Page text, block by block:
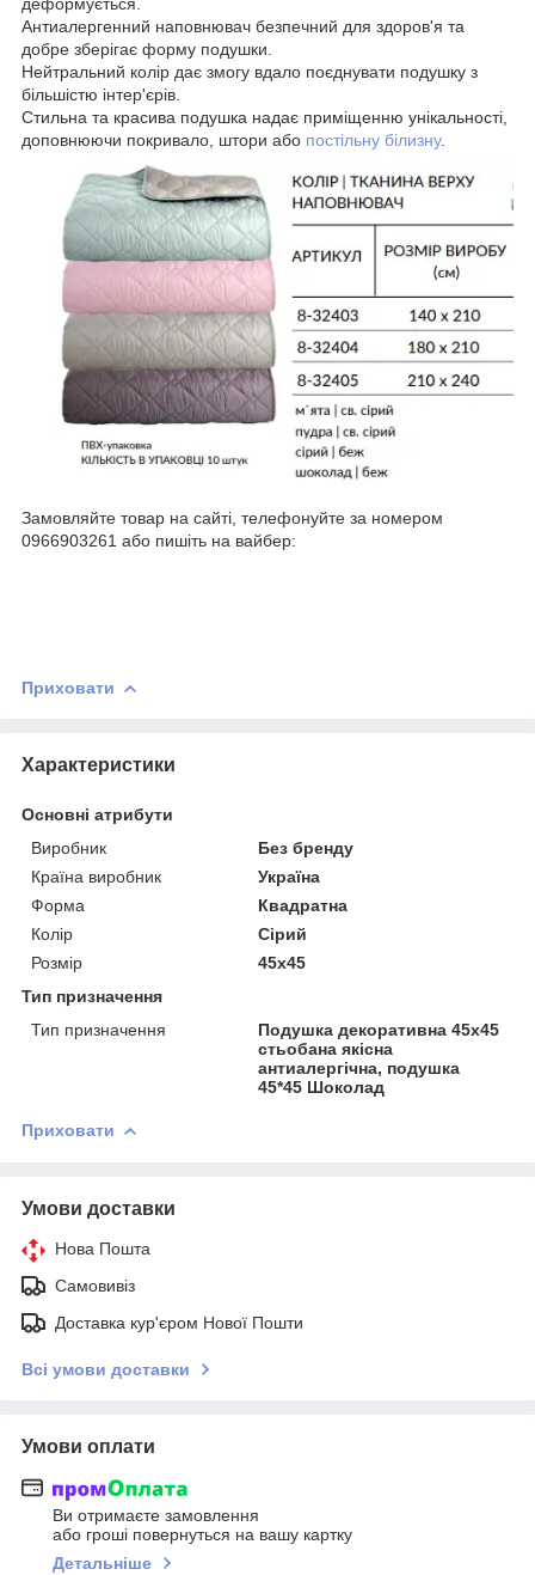
Антиалергенний наповнювач безпечний для здоров'я та
добре зберігає форму подушки.
Нейтральний колір дає змогу вдало поєднувати подушку з
більшістю інтер'єрів.
Стильна та красива подушка надає приміщенню унікальності,
доповнюючи покривало, штори або постільну білизну.
Замовляйте товар на сайті, телефонуйте за номером
0966903261 або пишіть на вайбер:
Приховати
Характеристики
Основні атрибути
Виробник
Без бренду
Країна виробник
Україна
Форма
Квадратна
Колір
Сірий
Розмір
45х45
Тип призначення
Тип призначення
Подушка декоративна 45х45
стьобана якісна
антиалергічна, подушка
45*45 Шоколад
Приховати
Умови доставки
Нова Пошта
Самовивіз
Доставка кур'єром Нової Пошти
Всі умови доставки
Умови оплати
Ви отримаєте замовлення
або гроші повернуться на вашу картку
Детальніше